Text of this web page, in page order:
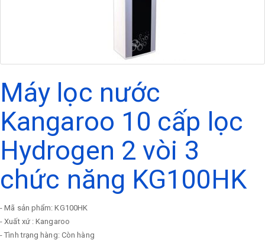
Máy lọc nước
Kangaroo 10 cấp lọc
Hydrogen 2 vòi 3
chức năng KG100HK
- Mã sản phẩm: KG100HK
- Xuất xứ : Kangaroo
- Tình trạng hàng: Còn hàng